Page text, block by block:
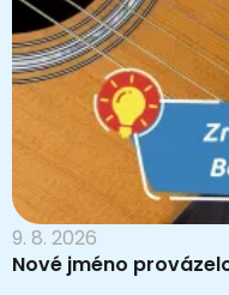
9. 8. 2026
Nové jméno